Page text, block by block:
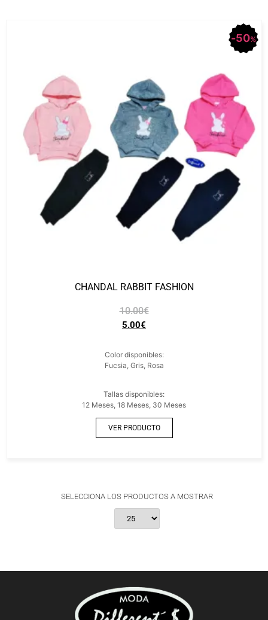
50%
CHANDAL RABBIT FASHION
10.00€
5.00€
Color disponibles:
Fucsia, Gris, Rosa
Tallas disponibles:
12 Meses, 18 Meses, 30 Meses
VER PRODUCTO
SELECCIONA LOS PRODUCTOS A MOSTRAR